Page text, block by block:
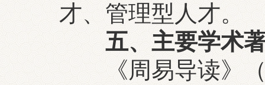
才、管理型人才。
五、主要学术
《周易导读》（